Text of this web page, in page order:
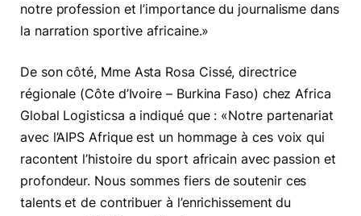
notre profession et l’importance du journalisme dans
la narration sportive africaine.»
De son côté, Mme Asta Rosa Cissé, directrice
régionale (Côte d’Ivoire – Burkina Faso) chez Africa
Global Logisticsa a indiqué que : «Notre partenariat
avec l’AIPS Afrique est un hommage à ces voix qui
racontent l’histoire du sport africain avec passion et
profondeur. Nous sommes fiers de soutenir ces
talents et de contribuer à l’enrichissement du